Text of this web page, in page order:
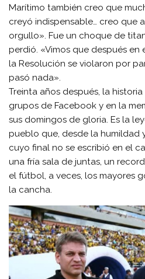
Marítimo también creo que
creyó indispensable… creo que
orgullo». Fue un choque de
perdió. «Vimos que después
la Resolución se violaron por
pasó nada».
Treinta años después, la
grupos de Facebook y en la
sus domingos de gloria. Es la
pueblo que, desde la humildad
cuyo final no se escribió en el
una fría sala de juntas, un
el fútbol, a veces, los mayores
la cancha.